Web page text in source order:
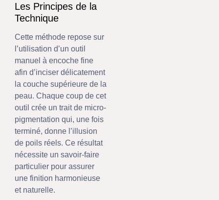
Les Principes de la
Technique
Cette méthode repose sur
l’utilisation d’un outil
manuel à encoche fine
afin d’inciser délicatement
la couche supérieure de la
peau. Chaque coup de cet
outil crée un trait de micro-
pigmentation qui, une fois
terminé, donne l’illusion
de poils réels. Ce résultat
nécessite un savoir-faire
particulier pour assurer
une finition harmonieuse
et naturelle.